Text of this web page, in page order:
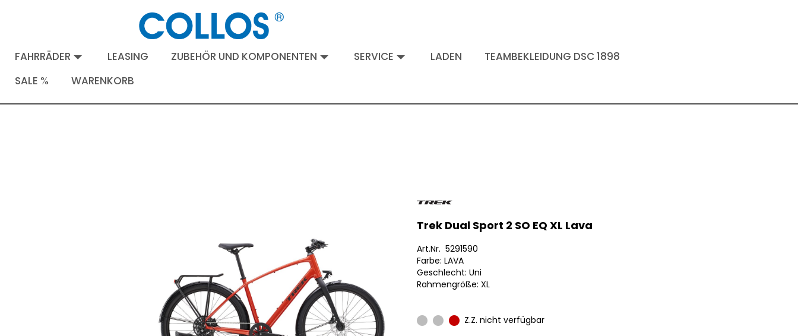
FAHRRÄDER LEASING ZUBEHÖR UND KOMPONENTEN SERVICE LADEN
TEAMBEKLEIDUNG DSC 1898
SALE %
WARENKORB
Trek Dual Sport 2 SO EQ XL Lava
Art.Nr. 5291590
Farbe: LAVA
Geschlecht: Uni
Rahmengröße: XL
Z.Z. nicht verfügbar